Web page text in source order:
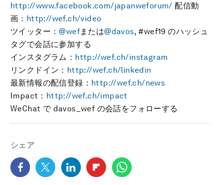
http://www.facebook.com/japanweforum/ 配信動
画： http://wef.ch/video
ツイッター：@wefまたは@davos, #wef19 のハッシュ
タグで会話に参加する
インスタグラム： http://wef.ch/instagram
リンクドイン： http://wef.ch/linkedin
最新情報の配信登録： http://wef.ch/news
Impact： http://wef.ch/impact
WeChat で davos_wef の会話をフォローする
シェア